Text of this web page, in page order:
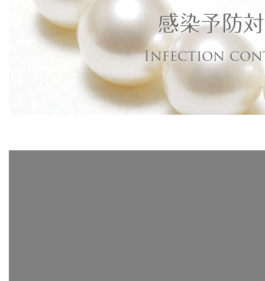
感染予防
Infection